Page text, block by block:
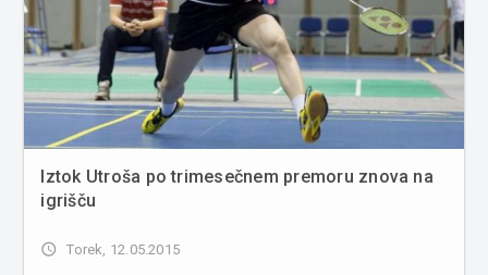
Iztok Utroša po trimesečnem premoru znova na
igrišču
access_time Torek, 12.05.2015